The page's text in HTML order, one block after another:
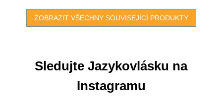
ZOBRAZIT VŠECHNY SOUVISEJÍCÍ PRODUKTY
Sledujte Jazykovlásku na
Instagramu